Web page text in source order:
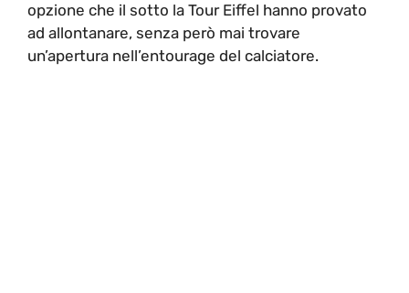
opzione che il sotto la Tour Eiffel hanno provato
ad allontanare, senza però mai trovare
un’apertura nell’entourage del calciatore.